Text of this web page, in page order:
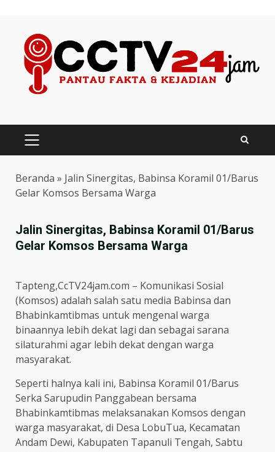
content
PRIMARY
MENU
Beranda » Jalin Sinergitas, Babinsa Koramil 01/Barus
Gelar Komsos Bersama Warga
Jalin Sinergitas, Babinsa Koramil 01/Barus
Gelar Komsos Bersama Warga
Tapteng,CcTV24jam.com – Komunikasi Sosial
(Komsos) adalah salah satu media Babinsa dan
Bhabinkamtibmas untuk mengenal warga
binaannya lebih dekat lagi dan sebagai sarana
silaturahmi agar lebih dekat dengan warga
masyarakat.
Seperti halnya kali ini, Babinsa Koramil 01/Barus
Serka Sarupudin Panggabean bersama
Bhabinkamtibmas melaksanakan Komsos dengan
warga masyarakat, di Desa LobuTua, Kecamatan
Andam Dewi, Kabupaten Tapanuli Tengah, Sabtu